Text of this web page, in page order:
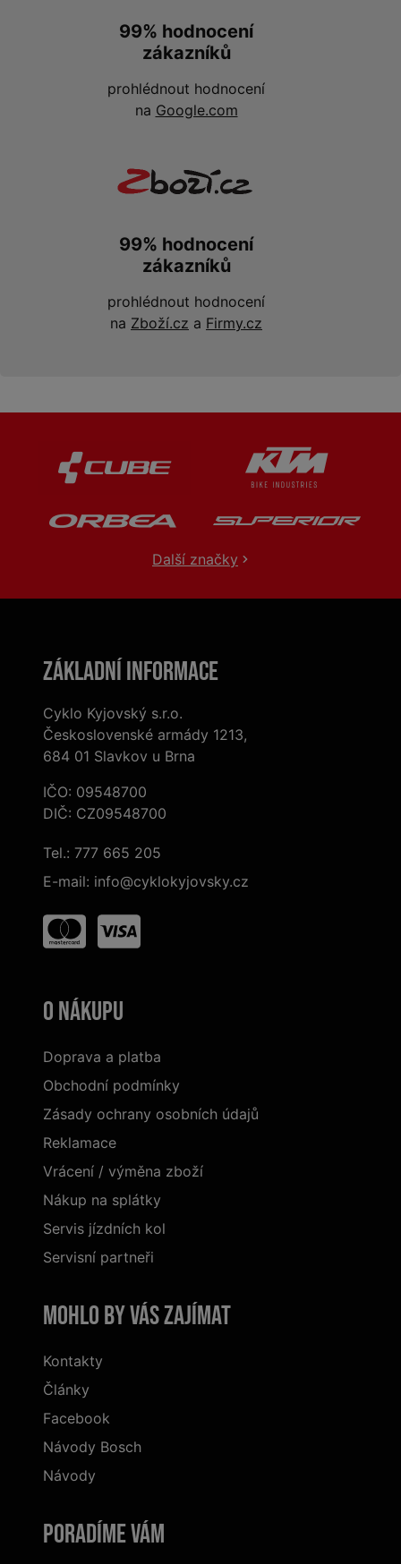
99% hodnocení
zákazníků
prohlédnout hodnocení
na Google.com
99% hodnocení
zákazníků
prohlédnout hodnocení
na Zboží.cz a Firmy.cz
Další značky
Základní informace
Cyklo Kyjovský s.r.o.
Československé armády 1213,
684 01 Slavkov u Brna
IČO: 09548700
DIČ: CZ09548700
Tel.: 777 665 205
E-mail: info@cyklokyjovsky.cz
O nákupu
Doprava a platba
Obchodní podmínky
Zásady ochrany osobních údajů
Reklamace
Vrácení / výměna zboží
Nákup na splátky
Servis jízdních kol
Servisní partneři
Mohlo by vás zajímat
Kontakty
Články
Facebook
Návody Bosch
Návody
Poradíme Vám